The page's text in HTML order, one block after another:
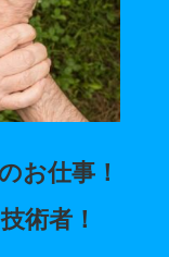
お仕事！
術者！